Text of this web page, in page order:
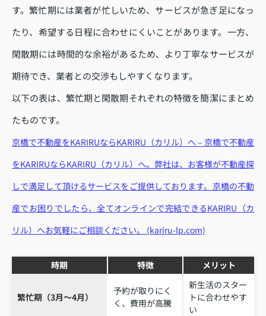
す。繁忙期には業者が忙しいため、サービスが急ぎ足になっ
たり、希望する日程に合わせにくいことがあります。一方、
閑散期には時間的な余裕があるため、より丁寧なサービスが
期待でき、業者との交渉もしやすくなります。
以下の表は、繁忙期と閑散期それぞれの特徴を簡潔にまとめ
たものです。
京橋で不動産をKARIRUならKARIRU（カリル）へ – 京橋で不動産
をKARIRUならKARIRU（カリル）へ。弊社は、お客様が不動産探
しで満足して頂けるサービスをご提供しております。京橋の不動
産でお困りでしたら、全てオンラインで完結できるKARIRU（カ
リル）へお気軽にご相談ください。 (kariru-lp.com)
時期 特徴 メリット
繁忙期（3月〜4月）
予約が取りにく
く、費用が高騰
新生活のスター
トに合わせやす
い